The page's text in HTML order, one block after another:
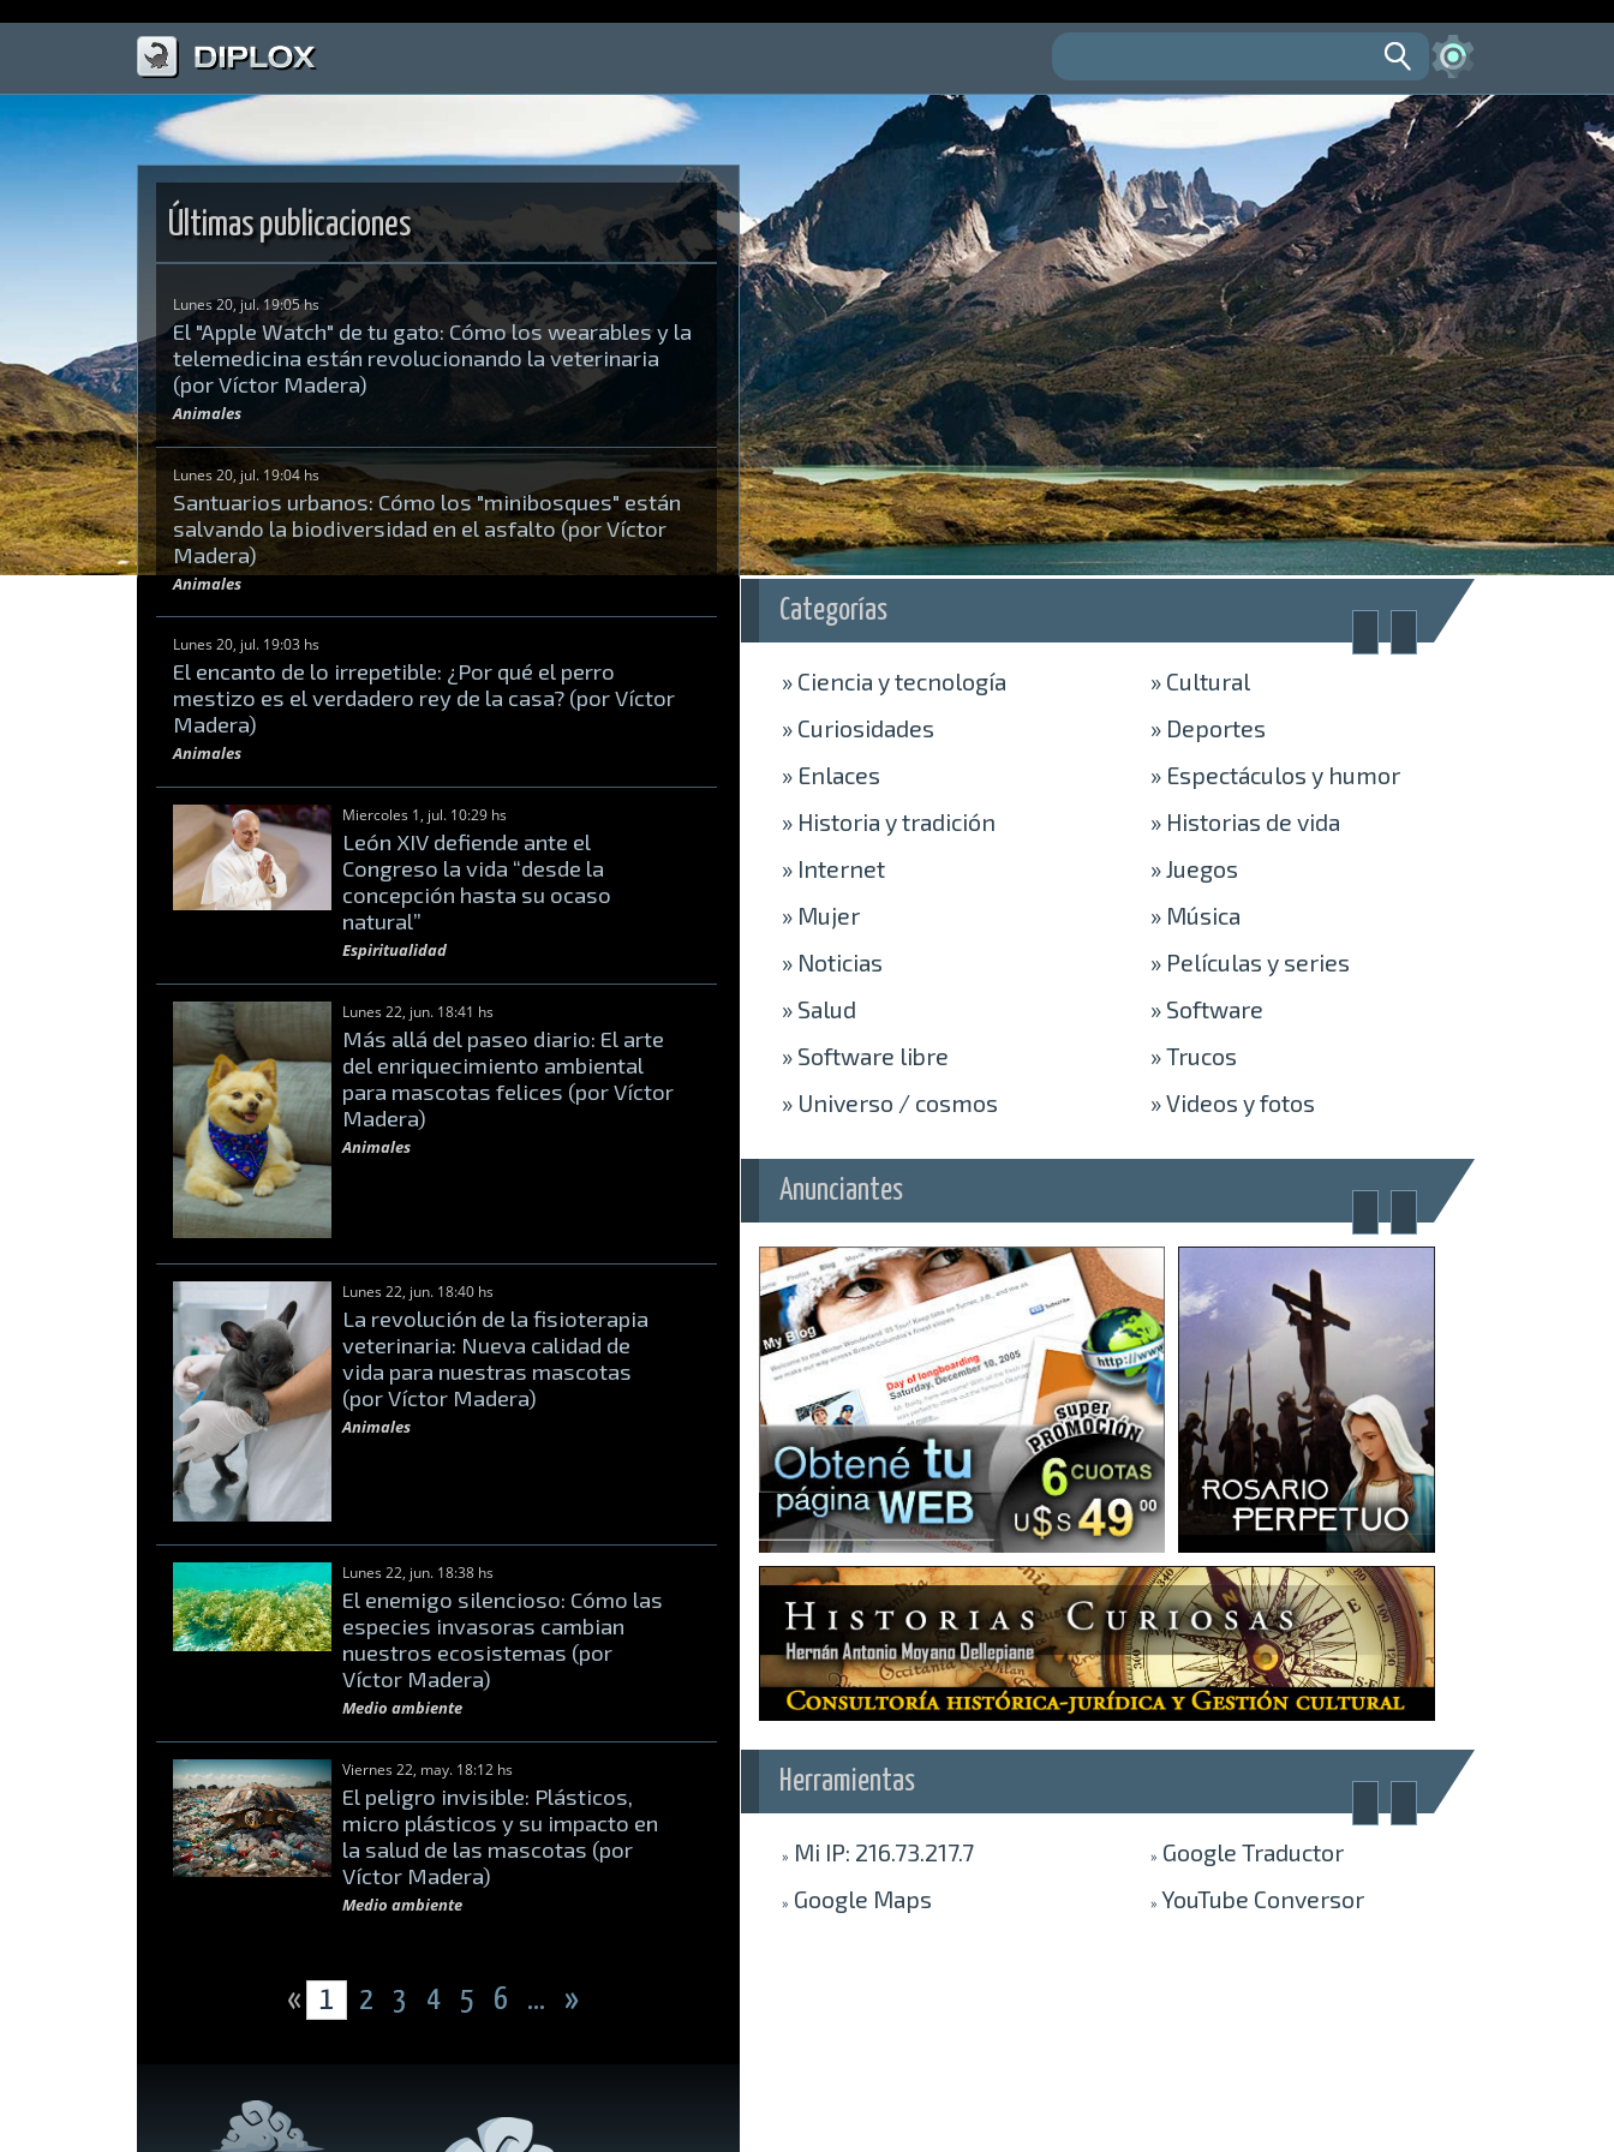
Últimas publicaciones
Lunes 20, jul. 19:05 hs
El "Apple Watch" de tu gato: Cómo los wearables y la
telemedicina están revolucionando la veterinaria
(por Víctor Madera)
Animales
Lunes 20, jul. 19:04 hs
Santuarios urbanos: Cómo los "minibosques" están
salvando la biodiversidad en el asfalto (por Víctor
Madera)
Animales
Lunes 20, jul. 19:03 hs
El encanto de lo irrepetible: ¿Por qué el perro
mestizo es el verdadero rey de la casa? (por Víctor
Madera)
Animales
Miercoles 1, jul. 10:29 hs
León XIV defiende ante el
Congreso la vida “desde la
concepción hasta su ocaso
natural”
Espiritualidad
Lunes 22, jun. 18:41 hs
Más allá del paseo diario: El arte
del enriquecimiento ambiental
para mascotas felices (por Víctor
Madera)
Animales
Lunes 22, jun. 18:40 hs
La revolución de la fisioterapia
veterinaria: Nueva calidad de
vida para nuestras mascotas
(por Víctor Madera)
Animales
Lunes 22, jun. 18:38 hs
El enemigo silencioso: Cómo las
especies invasoras cambian
nuestros ecosistemas (por
Víctor Madera)
Medio ambiente
Viernes 22, may. 18:12 hs
El peligro invisible: Plásticos,
micro plásticos y su impacto en
la salud de las mascotas (por
Víctor Madera)
Medio ambiente
« 1 2 3 4 5 6 ... »
Categorías
» Ciencia y tecnología » Cultural
» Curiosidades » Deportes
» Enlaces » Espectáculos y humor
» Historia y tradición » Historias de vida
» Internet »Juegos
» Mujer » Música
» Noticias » Películas y series
» Salud » Software
» Software libre »Trucos
» Universo / cosmos »Videos y fotos
Anunciantes
Herramientas
» Mi IP: 216.73.217.7 » GoogleTraductor
» Google Maps » YouTube Conversor